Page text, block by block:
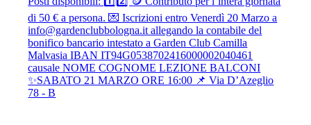
✨SABATO 21 MARZO ORE 16:00 📌 Via D’Azeglio
78 - B